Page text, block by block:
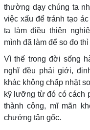
thường dạy chúng ta
việc xấu để tránh tạo
ta làm điều thiện
mình đã làm để so đo
Vì thế trong đời sống
nghĩ đều phải giới,
khác không chấp nhặt
kỹ lưỡng từ đó có cách
thành công, mĩ mãn
chướng tận gốc.